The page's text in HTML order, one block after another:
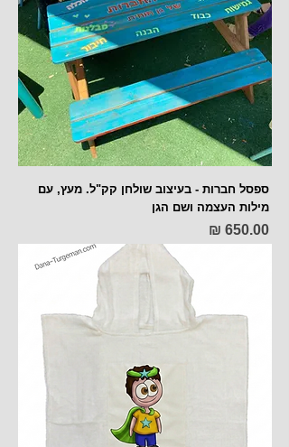
ספסל חברות - בעיצוב שולחן קק"ל. מעץ, עם
מילות העצמה ושם הגן
מחיר